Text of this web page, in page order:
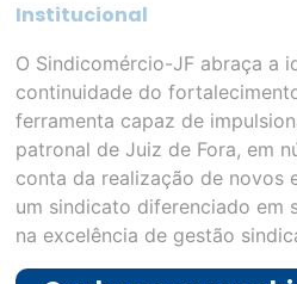
Sindicomércio
Soluções
SYM Code
Accede Seguros
BDMG
Rubens Andrade
Advogados
Turiya Energia